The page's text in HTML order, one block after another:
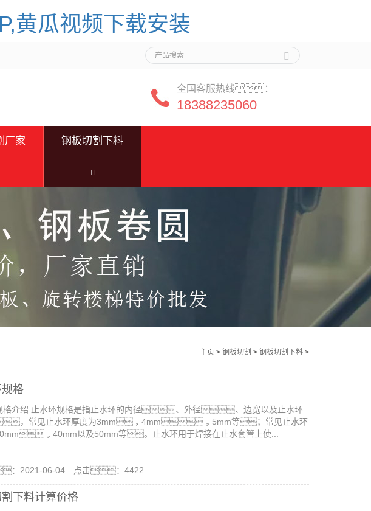
黄瓜视频下载安装
全国客服热线：
18388235060
厂家 钢板切割下料
主页 > 钢板切割 > 钢板切割下料 >
规格
格介绍 止水环规格是指止水环的内径、外径、边宽以及止水环
，常见止水环厚度为3mm，4mm，5mm等；常见止水环
，40mm以及50mm等。止水环用于焊接在止水套管上使...
：2021-06-04 点击：4422
下料计算价格